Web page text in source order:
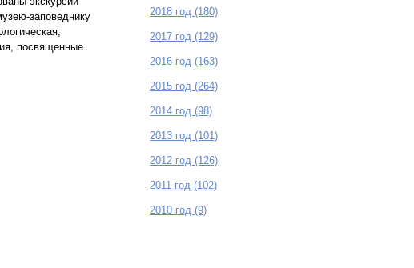
заповеднику
посвященные
2018 год (180)
2017 год (129)
2016 год (163)
2015 год (264)
2014 год (98)
2013 год (101)
2012 год (126)
2011 год (102)
2010 год (9)